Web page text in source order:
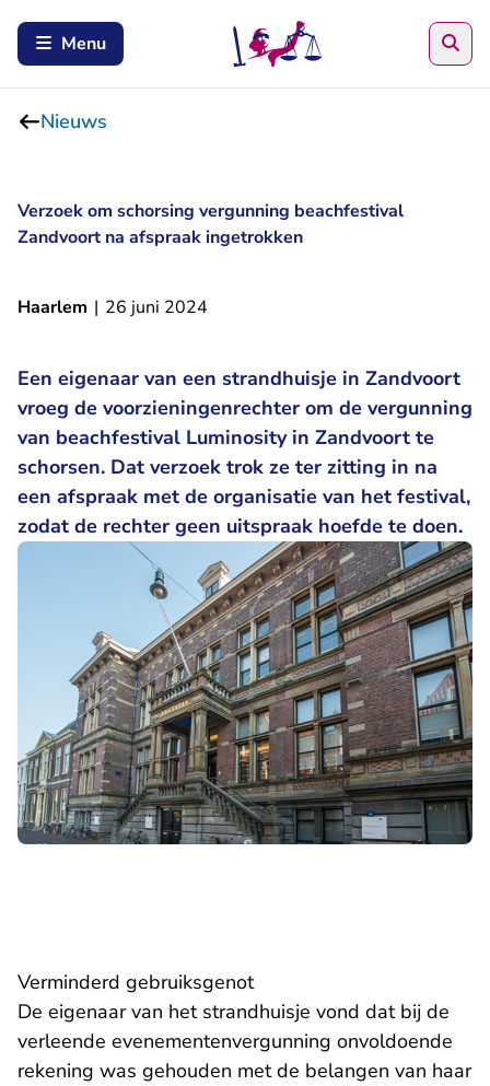
Menu
Nieuws
Verzoek om schorsing vergunning beachfestival
Zandvoort na afspraak ingetrokken
Haarlem | 26 juni 2024
Een eigenaar van een strandhuisje in Zandvoort
vroeg de voorzieningenrechter om de vergunning
van beachfestival Luminosity in Zandvoort te
schorsen. Dat verzoek trok ze ter zitting in na
een afspraak met de organisatie van het festival,
zodat de rechter geen uitspraak hoefde te doen.
Verminderd gebruiksgenot
De eigenaar van het strandhuisje vond dat bij de
verleende evenementenvergunning onvoldoende
rekening was gehouden met de belangen van haar